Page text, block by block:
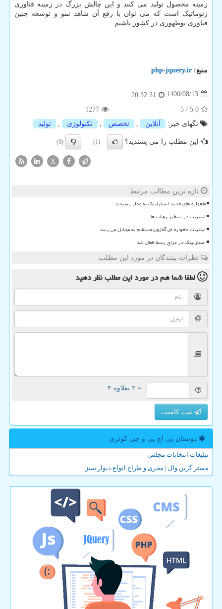
زمینه محصول تولید می کنند و این چالش بزرگ در زمینه فناوری
ژئوماتیک است که می توان با رفع آن شاهد نمو و توسعه چنین
فناوری نوظهوری در کشور باشیم.
منبع: php-jquery.ir
1400/08/13
20:32:31
5.0
/
5
1277
تگهای خبر:
آنلاین تخصص تكنولوژی تولید
این مطلب را می پسندید؟ (1)
(0)
X
تازه ترین مطالب مرتبط
ماهواره های جدید استارلینک به مدار رسیدند
اینترنت در تسخیر روبات ها
اینترنت ماهواره ای آمازون مستقیم به موبایل می رسد
استارلینک در عراق رسما فعال شد
نظرات بینندگان در مورد این مطلب
لطفا شما همدر مورد این مطلبنظر دهید
= ۳ بعلاوه ۳
ثبت کامنت
دوستان پی اچ پی و جی كوئری
تبلیغات انتخابات مجلس
مستر گرین وال | مجری و طراح انواع دیوار سبز